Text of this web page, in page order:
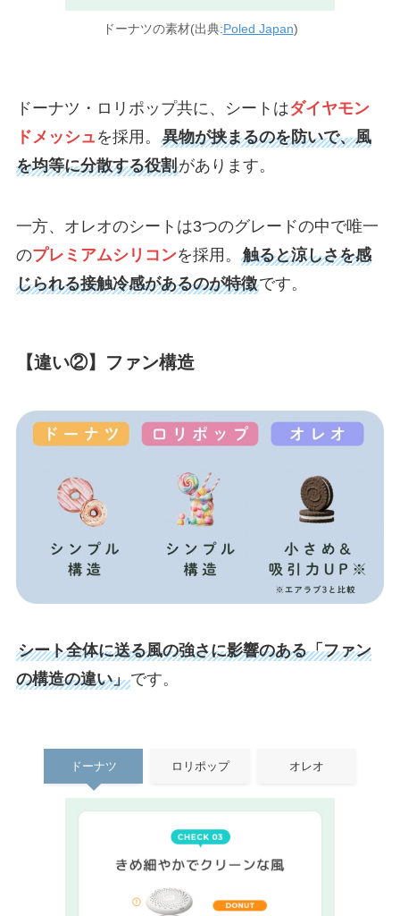
ドーナツの素材(出典:Poled Japan)
ドーナツ・ロリポップ共に、シートはダイヤモン
ドメッシュを採用。 異物が挟まるのを防いで、風
を均等に分散する役割があります。
一方、オレオのシートは3つのグレードの中で唯一
のプレミアムシリコンを採用。 触ると涼しさを感
じられる接触冷感があるのが特徴です。
【違い②】ファン構造
シート全体に送る風の強さに影響のある「ファン
の構造の違い」です。
ドーナツ ロリポップ オレオ